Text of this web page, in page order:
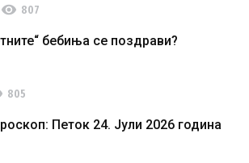
visibility 807
бебиња се поздрави?
805
Петок 24. Јули 2026 година